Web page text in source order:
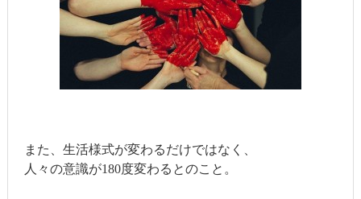
また、生活様式が変わるだけではなく、
人々の意識が180度変わるとのこと。